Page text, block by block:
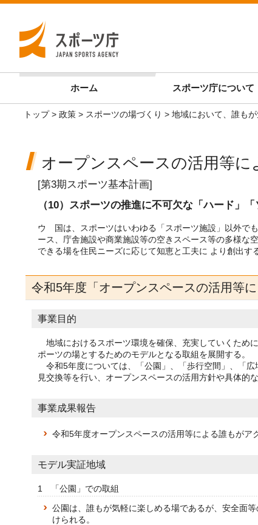
ホーム スポーツ庁について
トップ> 政策 > スポーツの場づくり > 地域において、誰も
オープンスペースの活用等
[第3期スポーツ基本計画]
（10）スポーツの推進に不可欠な「ハード」「
ウ 国は、スポーツはいわゆる「スポーツ施設」以外で
ース、庁舎施設や商業施設等の空きスペース等の多様な
できる場を住民ニーズに応じて知恵と工夫に より創出す
令和5年度「オープンスペースの活用等
事業目的
地域におけるスポーツ環境を確保、充実していくため
ポーツの場とするためのモデルとなる取組を展開する。
令和5年度については、「公園」、「歩行空間」、「
見交換等を行い、オープンスペースの活用方針や具体的
事業成果報告
令和5年度オープンスペースの活用等による誰もがア
モデル実証地域
1 「公園」での取組
公園は、誰もが気軽に楽しめる場であるが、安全面
けられる。